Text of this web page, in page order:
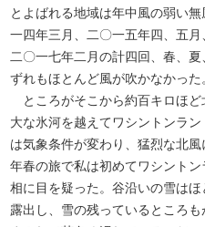
とよばれる地域は年中風の弱い
一四年三月、二〇一五年四、五
二〇一七年二月の計四回、春、
ずれもほとんど風が吹かなかった
ところがそこから約百キロほど
大な氷河を越えてワシントンラ
は気象条件が変わり、猛烈な北
年春の旅で私は初めてワシント
相に目を疑った。谷沿いの雪は
露出し、雪の残っているところ